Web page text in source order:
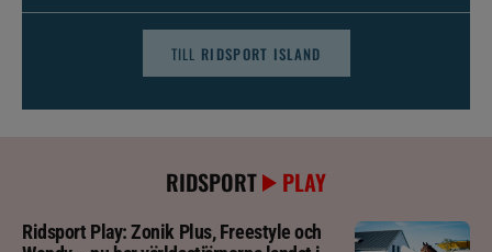
TILL RIDSPORT ISLAND
RIDSPORT PLAY
Ridsport Play: Zonik Plus, Freestyle och